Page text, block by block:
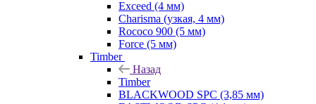
Exceed (4 мм)
Charisma (узкая, 4 мм)
Rococo 900 (5 мм)
Force (5 мм)
Timber
Назад
Timber
BLACKWOOD SPC (3,85 мм)